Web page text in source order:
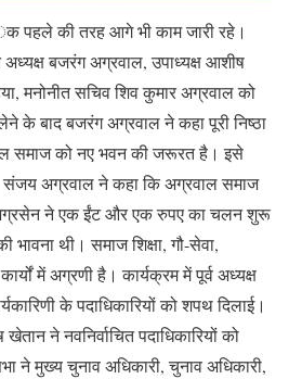
पहले की तरह आगे भी काम जारी रहे।
बजरंग अग्रवाल, उपाध्यक्ष आशीष
मनोनीत सचिव शिव कुमार अग्रवाल को
के बाद बजरंग अग्रवाल ने कहा पूरी निष्ठा
समाज को नए भवन की जरूरत है। इसे
अग्रवाल ने कहा कि अग्रवाल समाज
अग्रसेन ने एक ईंट और एक रुपए का चलन शुरू
थी। समाज शिक्षा, गौ-सेवा,
में अग्रणी है। कार्यक्रम में पूर्व अध्यक्ष
के पदाधिकारियों को शपथ दिलाई।
ने नवनिर्वाचित पदाधिकारियों को
ने मुख्य चुनाव अधिकारी, चुनाव अधिकारी,